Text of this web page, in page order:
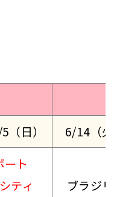
日） 6/14（
ート
ティ
ブラジ